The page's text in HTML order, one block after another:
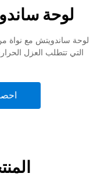
لوحة
لوحة ساندويتش مع نواة
التي تتطلب العزل